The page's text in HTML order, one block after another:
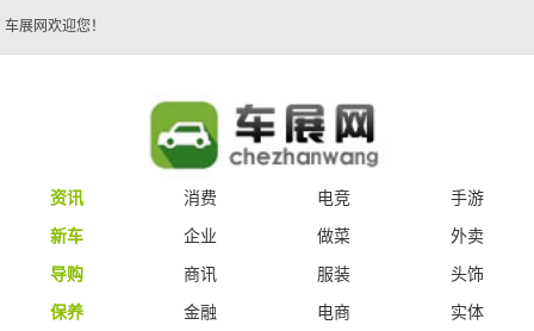
车展网欢迎您！
资讯 消费 电竞
手游
新车
企业 做菜
外卖
导购
商讯 服装
头饰
保养
金融 电商
实体